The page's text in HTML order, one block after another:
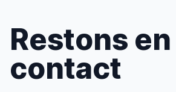
Restons en
contact